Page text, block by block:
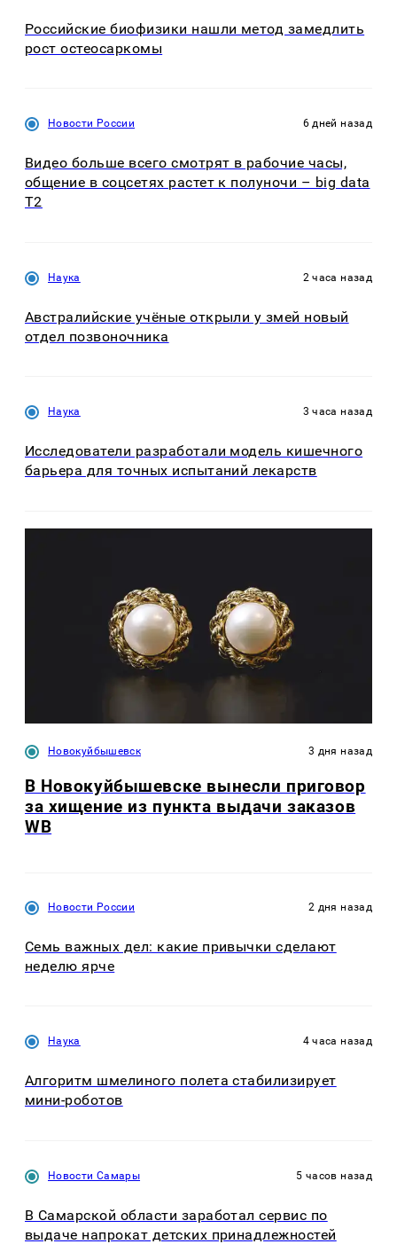
Российские биофизики нашли метод замедлить
рост остеосаркомы
Новости России 6 дней назад
Видео больше всего смотрят в рабочие часы,
общение в соцсетях растет к полуночи – big data
T2
Наука 2 часа назад
Австралийские учёные открыли у змей новый
отдел позвоночника
Наука 3 часа назад
Исследователи разработали модель кишечного
барьера для точных испытаний лекарств
Новокуйбышевск 3 дня назад
В Новокуйбышевске вынесли приговор
за хищение из пункта выдачи заказов
WB
Новости России 2 дня назад
Семь важных дел: какие привычки сделают
неделю ярче
Наука 4 часа назад
Алгоритм шмелиного полета стабилизирует
мини-роботов
Новости Самары 5 часов назад
В Самарской области заработал сервис по
выдаче напрокат детских принадлежностей